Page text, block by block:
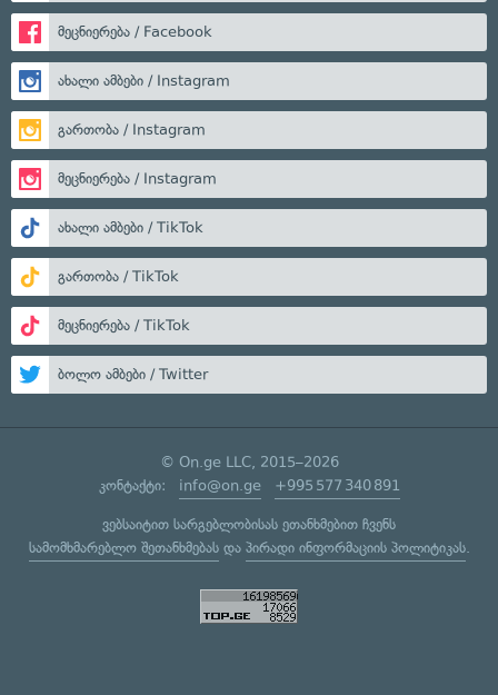
მეცნიერება / Facebook
ახალი ამბები / Instagram
გართობა / Instagram
მეცნიერება / Instagram
ახალი ამბები / TikTok
გართობა / TikTok
მეცნიერება / TikTok
ბოლო ამბები / Twitter
© On.ge LLC, 2015–2026
კონტაქტი: info@on.ge +995 577 340 891
ვებსაიტით სარგებლობისას ეთანხმებით ჩვენს
სამომხმარებლო შეთანხმებასდა პირადი ინფორმაციის პოლიტიკას.